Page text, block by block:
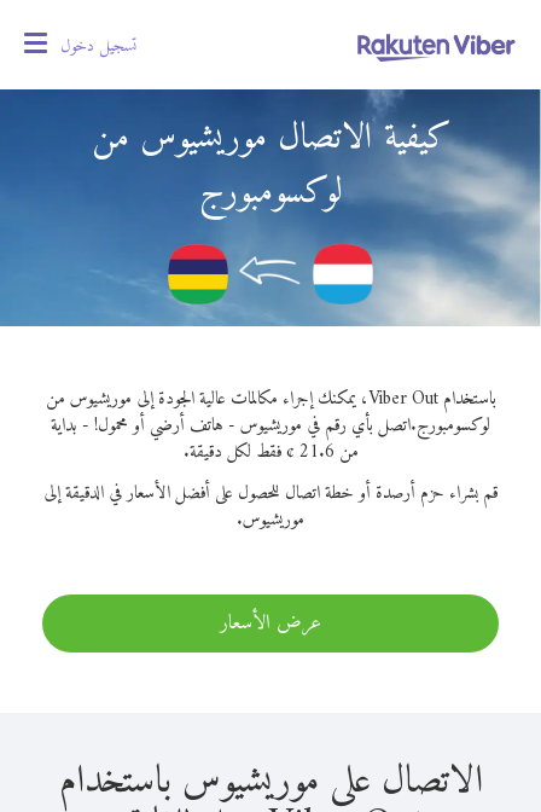
تسجيل دخول
كيفية الاتصال موريشيوس من
لوكسومبورج
باستخدام Viber Out، يمكنك إجراء مكالمات عالية الجودة إلى موريشيوس من
لوكسومبورج.اتصل بأي رقم في موريشيوس - هاتف أرضي أو محمول! - بداية
من 21.6 ¢ فقط لكل دقيقة.
قم بشراء حزم أرصدة أو خطة اتصال للحصول على أفضل الأسعار في الدقيقة إلى
موريشيوس.
عرض الأسعار
الاتصال على موريشيوس باستخدام